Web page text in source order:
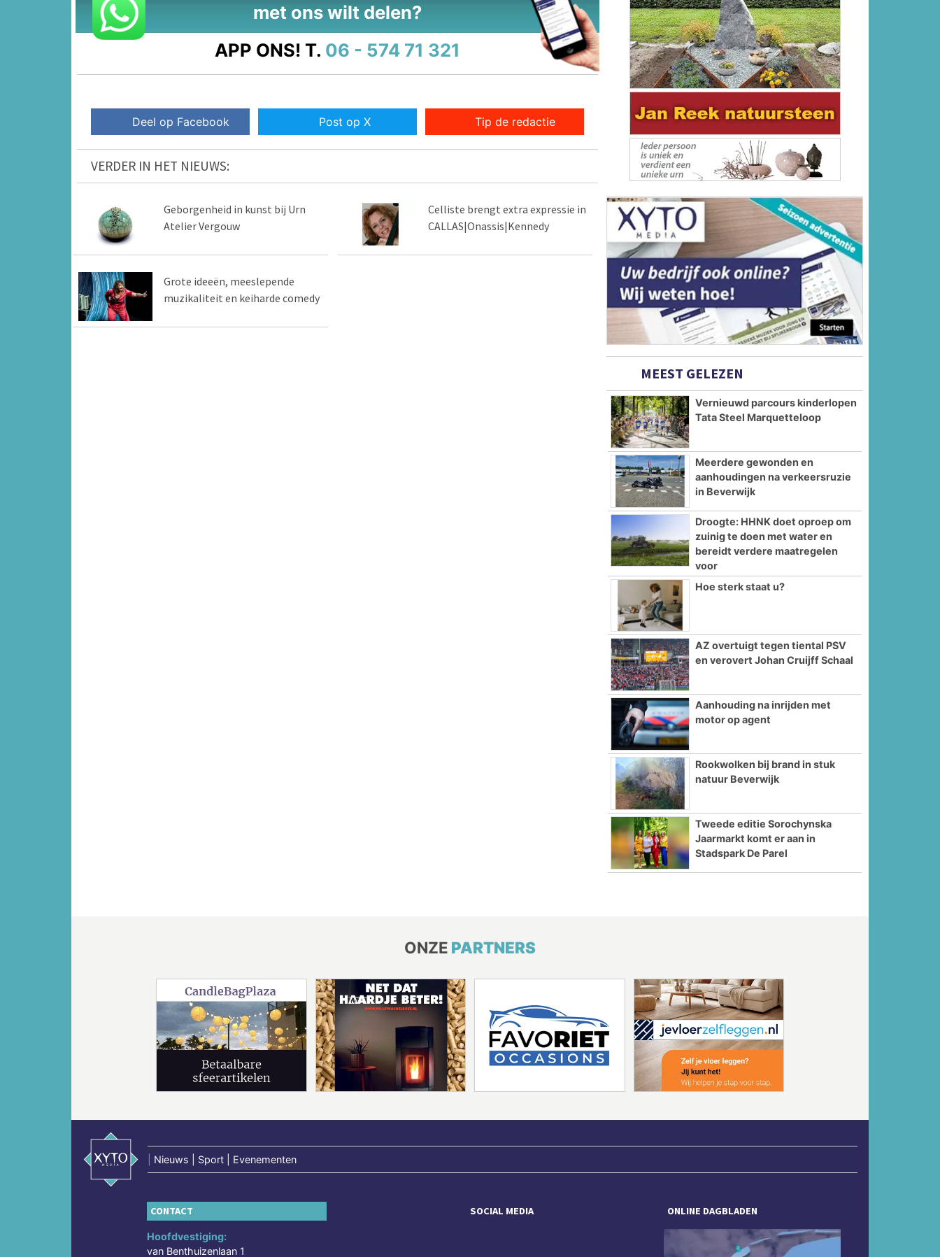
met ons wilt delen?
APP ONS! T. 06 - 574 71 321
Deel op Facebook Post op X Tip de redactie
VERDER IN HET NIEUWS:
Geborgenheid in kunst bij Urn
Atelier Vergouw
Celliste brengt extra expressie in
CALLAS|Onassis|Kennedy
Grote ideeën, meeslepende
muzikaliteit en keiharde comedy
MEEST GELEZEN
Vernieuwd parcours kinderlopen
Tata Steel Marquetteloop
Meerdere gewonden en
aanhoudingen na verkeersruzie
in Beverwijk
Droogte: HHNK doet oproep om
zuinig te doen met water en
bereidt verdere maatregelen
voor
Hoe sterk staat u?
AZ overtuigt tegen tiental PSV
en verovert Johan Cruijff Schaal
Aanhouding na inrijden met
motor op agent
Rookwolken bij brand in stuk
natuur Beverwijk
Tweede editie Sorochynska
Jaarmarkt komt er aan in
Stadspark De Parel
ONZE PARTNERS
Nieuws | Sport | Evenementen
CONTACT
Hoofdvestiging:
van Benthuizenlaan 1
SOCIAL MEDIA ONLINE DAGBLADEN